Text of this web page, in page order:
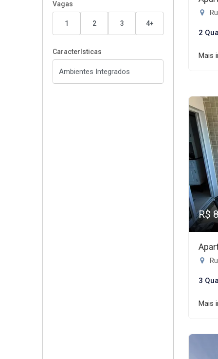
Vagas
1 2 3 4+
Características
2
Mais
R$
3
Mais